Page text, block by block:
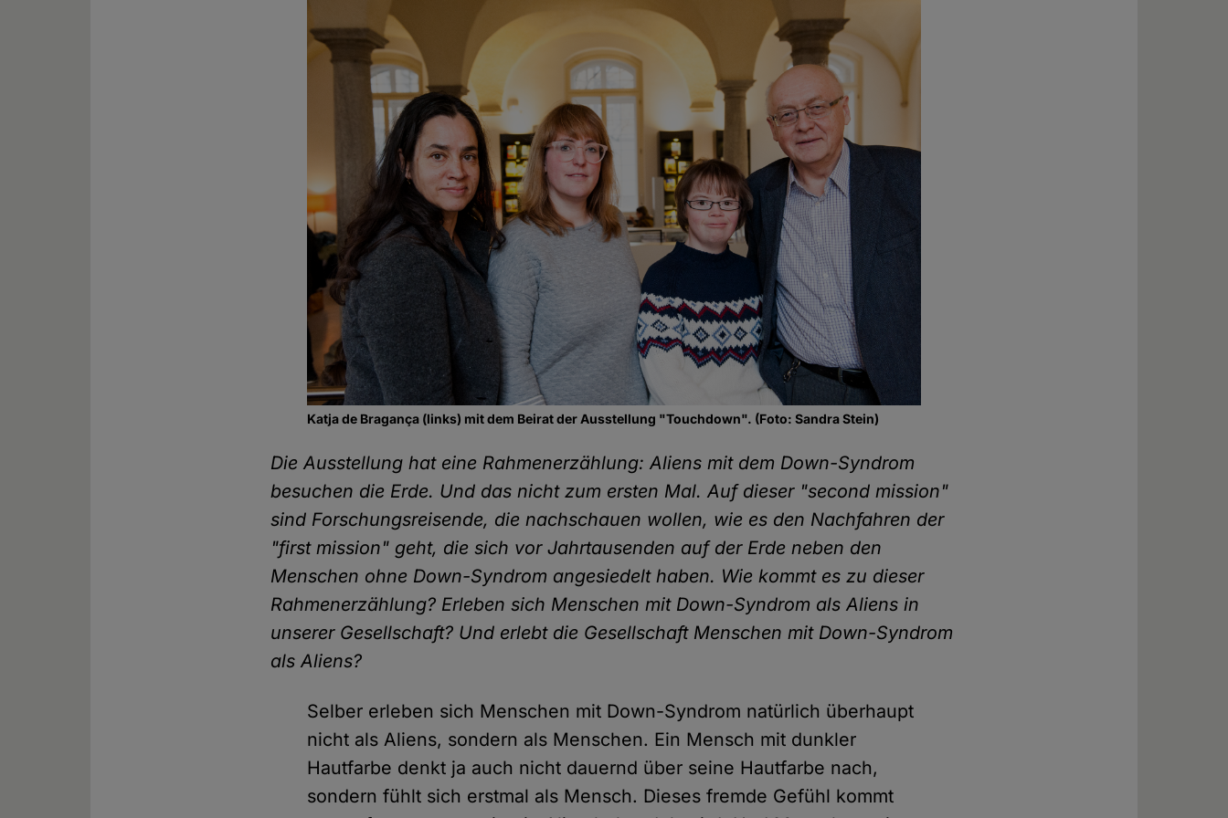
Katja de Bragança (links) mit dem Beirat der Ausstellung "Touchdown". (Foto: Sandra Stein)
Die Ausstellung hat eine Rahmenerzählung: Aliens mit dem Down-Syndrom
besuchen die Erde. Und das nicht zum ersten Mal. Auf dieser "second mission"
sind Forschungsreisende, die nachschauen wollen, wie es den Nachfahren der
"first mission" geht, die sich vor Jahrtausenden auf der Erde neben den
Menschen ohne Down-Syndrom angesiedelt haben. Wie kommt es zu dieser
Rahmenerzählung? Erleben sich Menschen mit Down-Syndrom als Aliens in
unserer Gesellschaft? Und erlebt die Gesellschaft Menschen mit Down-Syndrom
als Aliens?
Selber erleben sich Menschen mit Down-Syndrom natürlich überhaupt
nicht als Aliens, sondern als Menschen. Ein Mensch mit dunkler
Hautfarbe denkt ja auch nicht dauernd über seine Hautfarbe nach,
sondern fühlt sich erstmal als Mensch. Dieses fremde Gefühl kommt